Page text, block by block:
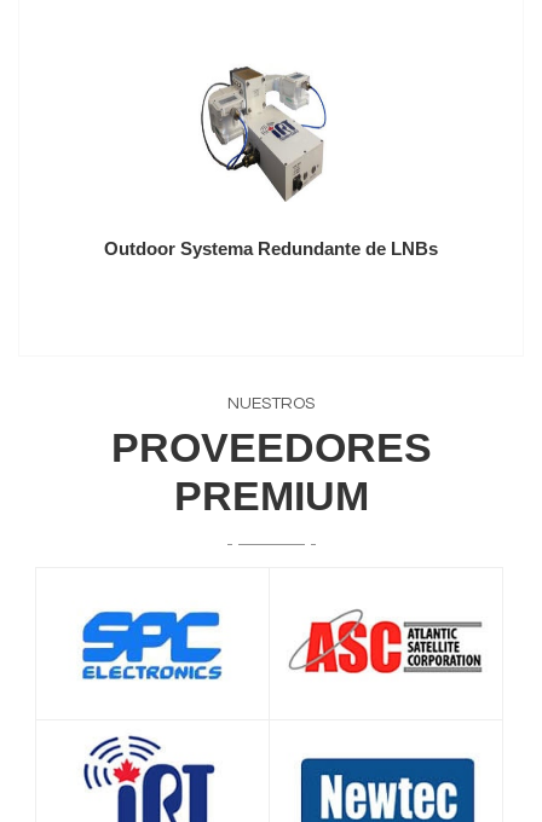
Outdoor Systema Redundante de LNBs
NUESTROS
PROVEEDORES
PREMIUM